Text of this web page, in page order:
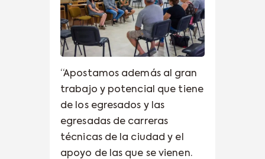
“Apostamos además al gran
trabajo y potencial que tiene
de los egresados y las
egresadas de carreras
técnicas de la ciudad y el
apoyo de las que se vienen.